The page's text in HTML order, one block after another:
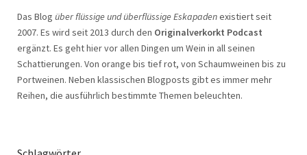
Das Blog über flüssige und überflüssige Eskapadenexistiert seit
2007. Es wird seit 2013 durch den Originalverkorkt Podcast
ergänzt. Es geht hier vor allen Dingen um Wein in all seinen
Schattierungen. Von orange bis tief rot, von Schaumweinen bis zu
Portweinen. Neben klassischen Blogposts gibt es immer mehr
Reihen, die ausführlich bestimmte Themen beleuchten.